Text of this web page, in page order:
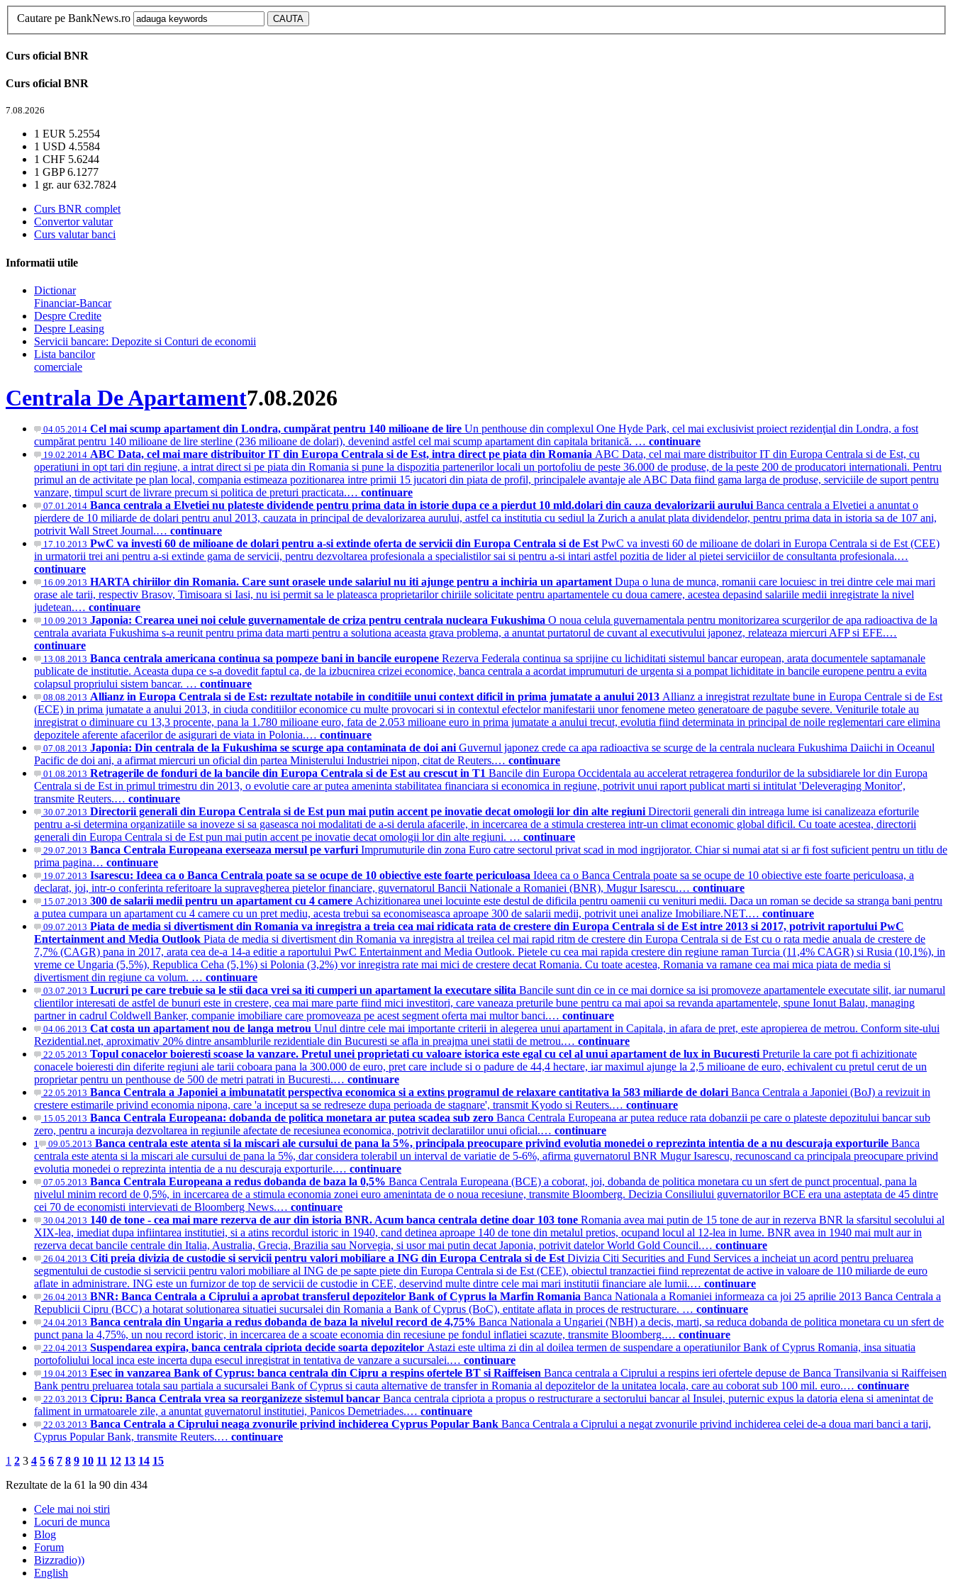
Cautare pe BankNews.ro
Curs oficial BNR
Curs oficial BNR
7.08.2026
1 EUR 5.2554
1 USD 4.5584
1 CHF 5.6244
1 GBP6.1277
1 gr. aur632.7824
Curs BNR complet
Convertor valutar
Curs valutar banci
Informatii utile
Dictionar
Financiar-Bancar
Despre Credite
Despre Leasing
Servicii bancare: Depozite si Conturi de economii
Lista bancilor
comerciale
Centrala De Apartament7.08.2026
04.05.2014 Cel mai scump apartament din Londra, cumpărat pentru 140 milioane de lire Un penthouse din complexul One Hyde Park, cel mai exclusivist proiect rezidenţial din Londra, a fost
cumpărat pentru 140 milioane de lire sterline (236 milioane de dolari), devenind astfel cel mai scump apartament din capitala britanică. … continuare
19.02.2014 ABC Data, cel mai mare distribuitor IT din Europa Centrala si de Est, intra direct pe piata din Romania ABC Data, cel mai mare distribuitor IT din Europa Centrala si de Est, cu
operatiuni in opt tari din regiune, a intrat direct si pe piata din Romania si pune la dispozitia partenerilor locali un portofoliu de peste 36.000 de produse, de la peste 200 de producatori internationali. Pentru
primul an de activitate pe plan local, compania estimeaza pozitionarea intre primii 15 jucatori din piata de profil, principalele avantaje ale ABC Data fiind gama larga de produse, serviciile de suport pentru
vanzare, timpul scurt de livrare precum si politica de preturi practicata.… continuare
07.01.2014 Banca centrala a Elvetiei nu plateste dividende pentru prima data in istorie dupa ce a pierdut 10 mld.dolari din cauza devalorizarii aurului Banca centrala a Elvetiei a anuntat o
pierdere de 10 miliarde de dolari pentru anul 2013, cauzata in principal de devalorizarea aurului, astfel ca institutia cu sediul la Zurich a anulat plata dividendelor, pentru prima data in istoria sa de 107 ani,
potrivit Wall Street Journal.… continuare
17.10.2013 PwC va investi 60 de milioane de dolari pentru a-si extinde oferta de servicii din Europa Centrala si de Est PwC va investi 60 de milioane de dolari in Europa Centrala si de Est (CEE)
in urmatorii trei ani pentru a-si extinde gama de servicii, pentru dezvoltarea profesionala a specialistilor sai si pentru a-si intari astfel pozitia de lider al pietei serviciilor de consultanta profesionala.…
continuare
16.09.2013 HARTA chiriilor din Romania. Care sunt orasele unde salariul nu iti ajunge pentru a inchiria un apartament Dupa o luna de munca, romanii care locuiesc in trei dintre cele mai mari
orase ale tarii, respectiv Brasov, Timisoara si Iasi, nu isi permit sa le plateasca proprietarilor chiriile solicitate pentru apartamentele cu doua camere, acestea depasind salariile medii inregistrate la nivel
judetean.… continuare
10.09.2013 Japonia: Crearea unei noi celule guvernamentale de criza pentru centrala nucleara Fukushima O noua celula guvernamentala pentru monitorizarea scurgerilor de apa radioactiva de la
centrala avariata Fukushima s-a reunit pentru prima data marti pentru a solutiona aceasta grava problema, a anuntat purtatorul de cuvant al executivului japonez, relateaza miercuri AFP si EFE.…
continuare
13.08.2013 Banca centrala americana continua sa pompeze bani in bancile europene Rezerva Federala continua sa sprijine cu lichiditati sistemul bancar european, arata documentele saptamanale
publicate de institutie. Aceasta dupa ce s-a dovedit faptul ca, de la izbucnirea crizei economice, banca centrala a acordat imprumuturi de urgenta si a pompat lichiditate in bancile europene pentru a evita
colapsul propriului sistem bancar. … continuare
08.08.2013 Allianz in Europa Centrala si de Est: rezultate notabile in conditiile unui context dificil in prima jumatate a anului 2013 Allianz a inregistrat rezultate bune in Europa Centrale si de Est
(ECE) in prima jumatate a anului 2013, in ciuda conditiilor economice cu multe provocari si in contextul efectelor manifestarii unor fenomene meteo generatoare de pagube severe. Veniturile totale au
inregistrat o diminuare cu 13,3 procente, pana la 1.780 milioane euro, fata de 2.053 milioane euro in prima jumatate a anului trecut, evolutia fiind determinata in principal de noile reglementari care elimina
depozitele aferente afacerilor de asigurari de viata in Polonia.… continuare
07.08.2013 Japonia: Din centrala de la Fukushima se scurge apa contaminata de doi ani Guvernul japonez crede ca apa radioactiva se scurge de la centrala nucleara Fukushima Daiichi in Oceanul
Pacific de doi ani, a afirmat miercuri un oficial din partea Ministerului Industriei nipon, citat de Reuters.… continuare
01.08.2013 Retragerile de fonduri de la bancile din Europa Centrala si de Est au crescut in T1 Bancile din Europa Occidentala au accelerat retragerea fondurilor de la subsidiarele lor din Europa
Centrala si de Est in primul trimestru din 2013, o evolutie care ar putea ameninta stabilitatea financiara si economica in regiune, potrivit unui raport publicat marti si intitulat 'Deleveraging Monitor',
transmite Reuters.… continuare
30.07.2013 Directorii generali din Europa Centrala si de Est pun mai putin accent pe inovatie decat omologii lor din alte regiuni Directorii generali din intreaga lume isi canalizeaza eforturile
pentru a-si determina organizatiile sa inoveze si sa gaseasca noi modalitati de a-si derula afacerile, in incercarea de a stimula cresterea intr-un climat economic global dificil. Cu toate acestea, directorii
generali din Europa Centrala si de Est pun mai putin accent pe inovatie decat omologii lor din alte regiuni. … continuare
29.07.2013 Banca Centrala Europeana exerseaza mersul pe varfuri Imprumuturile din zona Euro catre sectorul privat scad in mod ingrijorator. Chiar si numai atat si ar fi fost suficient pentru un titlu de
prima pagina… continuare
19.07.2013 Isarescu: Ideea ca o Banca Centrala poate sa se ocupe de 10 obiective este foarte periculoasa Ideea ca o Banca Centrala poate sa se ocupe de 10 obiective este foarte periculoasa, a
declarat, joi, intr-o conferinta referitoare la supravegherea pietelor financiare, guvernatorul Bancii Nationale a Romaniei (BNR), Mugur Isarescu.… continuare
15.07.2013 300 de salarii medii pentru un apartament cu 4 camere Achizitionarea unei locuinte este destul de dificila pentru oamenii cu venituri medii. Daca un roman se decide sa stranga bani pentru
a putea cumpara un apartament cu 4 camere cu un pret mediu, acesta trebui sa economiseasca aproape 300 de salarii medii, potrivit unei analize Imobiliare.NET.… continuare
09.07.2013 Piata de media si divertisment din Romania va inregistra a treia cea mai ridicata rata de crestere din Europa Centrala si de Est intre 2013 si 2017, potrivit raportului PwC
Entertainment and Media Outlook Piata de media si divertisment din Romania va inregistra al treilea cel mai rapid ritm de crestere din Europa Centrala si de Est cu o rata medie anuala de crestere de
7,7% (CAGR) pana in 2017, arata cea de-a 14-a editie a raportului PwC Entertainment and Media Outlook. Pietele cu cea mai rapida crestere din regiune raman Turcia (11,4% CAGR) si Rusia (10,1%), in
vreme ce Ungaria (5,5%), Republica Ceha (5,1%) si Polonia (3,2%) vor inregistra rate mai mici de crestere decat Romania. Cu toate acestea, Romania va ramane cea mai mica piata de media si
divertisment din regiune ca volum. … continuare
03.07.2013 Lucruri pe care trebuie sa le stii daca vrei sa iti cumperi un apartament la executare silita Bancile sunt din ce in ce mai dornice sa isi promoveze apartamentele executate silit, iar numarul
clientilor interesati de astfel de bunuri este in crestere, cea mai mare parte fiind mici investitori, care vaneaza preturile bune pentru ca mai apoi sa revanda apartamentele, spune Ionut Balau, managing
partner in cadrul Coldwell Banker, companie imobiliare care promoveaza pe acest segment oferta mai multor banci.… continuare
04.06.2013 Cat costa un apartament nou de langa metrou Unul dintre cele mai importante criterii in alegerea unui apartament in Capitala, in afara de pret, este apropierea de metrou. Conform site-ului
Rezidential.net, aproximativ 20% dintre ansamblurile rezidentiale din Bucuresti se afla in preajma unei statii de metrou.… continuare
22.05.2013 Topul conacelor boieresti scoase la vanzare. Pretul unei proprietati cu valoare istorica este egal cu cel al unui apartament de lux in Bucuresti Preturile la care pot fi achizitionate
conacele boieresti din diferite regiuni ale tarii coboara pana la 300.000 de euro, pret care include si o padure de 44,4 hectare, iar maximul ajunge la 2,5 milioane de euro, echivalent cu pretul cerut de un
proprietar pentru un penthouse de 500 de metri patrati in Bucuresti.… continuare
22.05.2013 Banca Centrala a Japoniei a imbunatatit perspectiva economica si a extins programul de relaxare cantitativa la 583 miliarde de dolari Banca Centrala a Japoniei (BoJ) a revizuit in
crestere estimarile privind economia nipona, care 'a inceput sa se redreseze dupa perioada de stagnare', transmit Kyodo si Reuters.… continuare
15.05.2013 Banca Centrala Europeana: dobanda de politica monetara ar putea scadea sub zero Banca Centrala Europeana ar putea reduce rata dobanzii pe care o plateste depozitului bancar sub
zero, pentru a incuraja dezvoltarea in regiunile afectate de recesiunea economica, potrivit declaratiilor unui oficial.… continuare
1 09.05.2013 Banca centrala este atenta si la miscari ale cursului de pana la 5%, principala preocupare privind evolutia monedei o reprezinta intentia de a nu descuraja exporturile Banca
centrala este atenta si la miscari ale cursului de pana la 5%, dar considera tolerabil un interval de variatie de 5-6%, afirma guvernatorul BNR Mugur Isarescu, recunoscand ca principala preocupare privind
evolutia monedei o reprezinta intentia de a nu descuraja exporturile.… continuare
07.05.2013 Banca Centrala Europeana a redus dobanda de baza la 0,5% Banca Centrala Europeana (BCE) a coborat, joi, dobanda de politica monetara cu un sfert de punct procentual, pana la
nivelul minim record de 0,5%, in incercarea de a stimula economia zonei euro amenintata de o noua recesiune, transmite Bloomberg. Decizia Consiliului guvernatorilor BCE era una asteptata de 45 dintre
cei 70 de economisti intervievati de Bloomberg News.… continuare
30.04.2013 140 de tone - cea mai mare rezerva de aur din istoria BNR. Acum banca centrala detine doar 103 tone Romania avea mai putin de 15 tone de aur in rezerva BNR la sfarsitul secolului al
XIX-lea, imediat dupa infiintarea institutiei, si a atins recordul istoric in 1940, cand detinea aproape 140 de tone din metalul pretios, ocupand locul al 12-lea in lume. BNR avea in 1940 mai mult aur in
rezerva decat bancile centrale din Italia, Australia, Grecia, Brazilia sau Norvegia, si usor mai putin decat Japonia, potrivit datelor World Gold Council.… continuare
26.04.2013 Citi preia divizia de custodie si servicii pentru valori mobiliare a ING din Europa Centrala si de Est Divizia Citi Securities and Fund Services a incheiat un acord pentru preluarea
segmentului de custodie si servicii pentru valori mobiliare al ING de pe sapte piete din Europa Centrala si de Est (CEE), obiectul tranzactiei fiind reprezentat de active in valoare de 110 miliarde de euro
aflate in administrare. ING este un furnizor de top de servicii de custodie in CEE, deservind multe dintre cele mai mari institutii financiare ale lumii.… continuare
26.04.2013 BNR: Banca Centrala a Ciprului a aprobat transferul depozitelor Bank of Cyprus la Marfin Romania Banca Nationala a Romaniei informeaza ca joi 25 aprilie 2013 Banca Centrala a
Republicii Cipru (BCC) a hotarat solutionarea situatiei sucursalei din Romania a Bank of Cyprus (BoC), entitate aflata in proces de restructurare. … continuare
24.04.2013 Banca centrala din Ungaria a redus dobanda de baza la nivelul record de 4,75% Banca Nationala a Ungariei (NBH) a decis, marti, sa reduca dobanda de politica monetara cu un sfert de
punct pana la 4,75%, un nou record istoric, in incercarea de a scoate economia din recesiune pe fondul inflatiei scazute, transmite Bloomberg.… continuare
22.04.2013 Suspendarea expira, banca centrala cipriota decide soarta depozitelor Astazi este ultima zi din al doilea termen de suspendare a operatiunilor Bank of Cyprus Romania, insa situatia
portofoliului local inca este incerta dupa esecul inregistrat in tentativa de vanzare a sucursalei.… continuare
19.04.2013 Esec in vanzarea Bank of Cyprus: banca centrala din Cipru a respins ofertele BT si Raiffeisen Banca centrala a Ciprului a respins ieri ofertele depuse de Banca Transilvania si Raiffeisen
Bank pentru preluarea totala sau partiala a sucursalei Bank of Cyprus si cauta alternative de transfer in Romania al depozitelor de la unitatea locala, care au coborat sub 100 mil. euro.… continuare
22.03.2013 Cipru: Banca Centrala vrea sa reorganizeze sistemul bancar Banca centrala cipriota a propus o restructurare a sectorului bancar al Insulei, puternic expus la datoria elena si amenintat de
faliment in urmatoarele zile, a anuntat guvernatorul institutiei, Panicos Demetriades.… continuare
22.03.2013 Banca Centrala a Ciprului neaga zvonurile privind inchiderea Cyprus Popular Bank Banca Centrala a Ciprului a negat zvonurile privind inchiderea celei de-a doua mari banci a tarii,
Cyprus Popular Bank, transmite Reuters.… continuare
1 2 3 4 5 6 7 8 9 10 11 12 13 14 15
Rezultate de la 61 la 90 din 434
Cele mai noi stiri
Locuri de munca
Blog
Forum
Bizzradio))
English